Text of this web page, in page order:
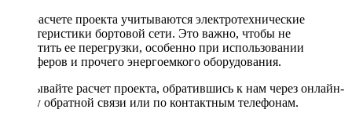
При расчете проекта учитываются электротехнические
характеристики бортовой сети. Это важно, чтобы не
допустить ее перегрузки, особенно при использовании
сабвуферов и прочего энергоемкого оборудования.
Заказывайте расчет проекта, обратившись к нам через онлайн-
форму обратной связи или по контактным телефонам.